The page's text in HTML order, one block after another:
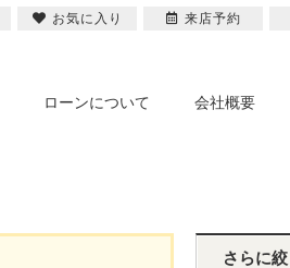
ローンについて 会社概要
さらに
お気に入り 来店予約